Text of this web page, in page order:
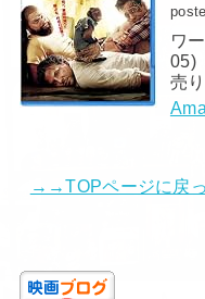
ワ
05)
売
→→TOPページに戻